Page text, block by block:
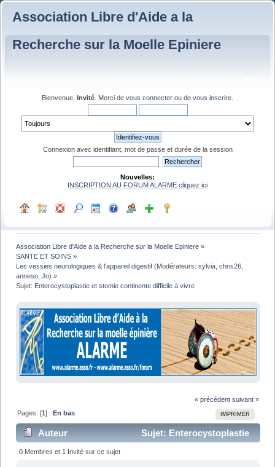
Association Libre d'Aide a la
Recherche sur la Moelle Epiniere
Bienvenue, Invité . Merci de vous connecter ou de vous inscrire
Connexion avec identifiant, mot de passe et durée de la session
Nouvelles:
INSCRIPTION AU FORUM ALARME cliquez ici
Association Libre d'Aide a la Recherche sur la Moelle Epiniere »
SANTE ET SOINS »
Les vessies neurologiques & l'appareil digestif (Modérateurs:sylvia ,chris26
anneso ,Jo) »
Sujet: Enterocystoplastie et stomie continente difficile à vivre
« précédent suivant »
IMPRIMER
Pages: [1] En bas
Auteur
Sujet: Enterocystoplastie
et stomie continente difficile à vivre (Lu 12259 fois)
0 Membres et 1 Invité sur ce sujet